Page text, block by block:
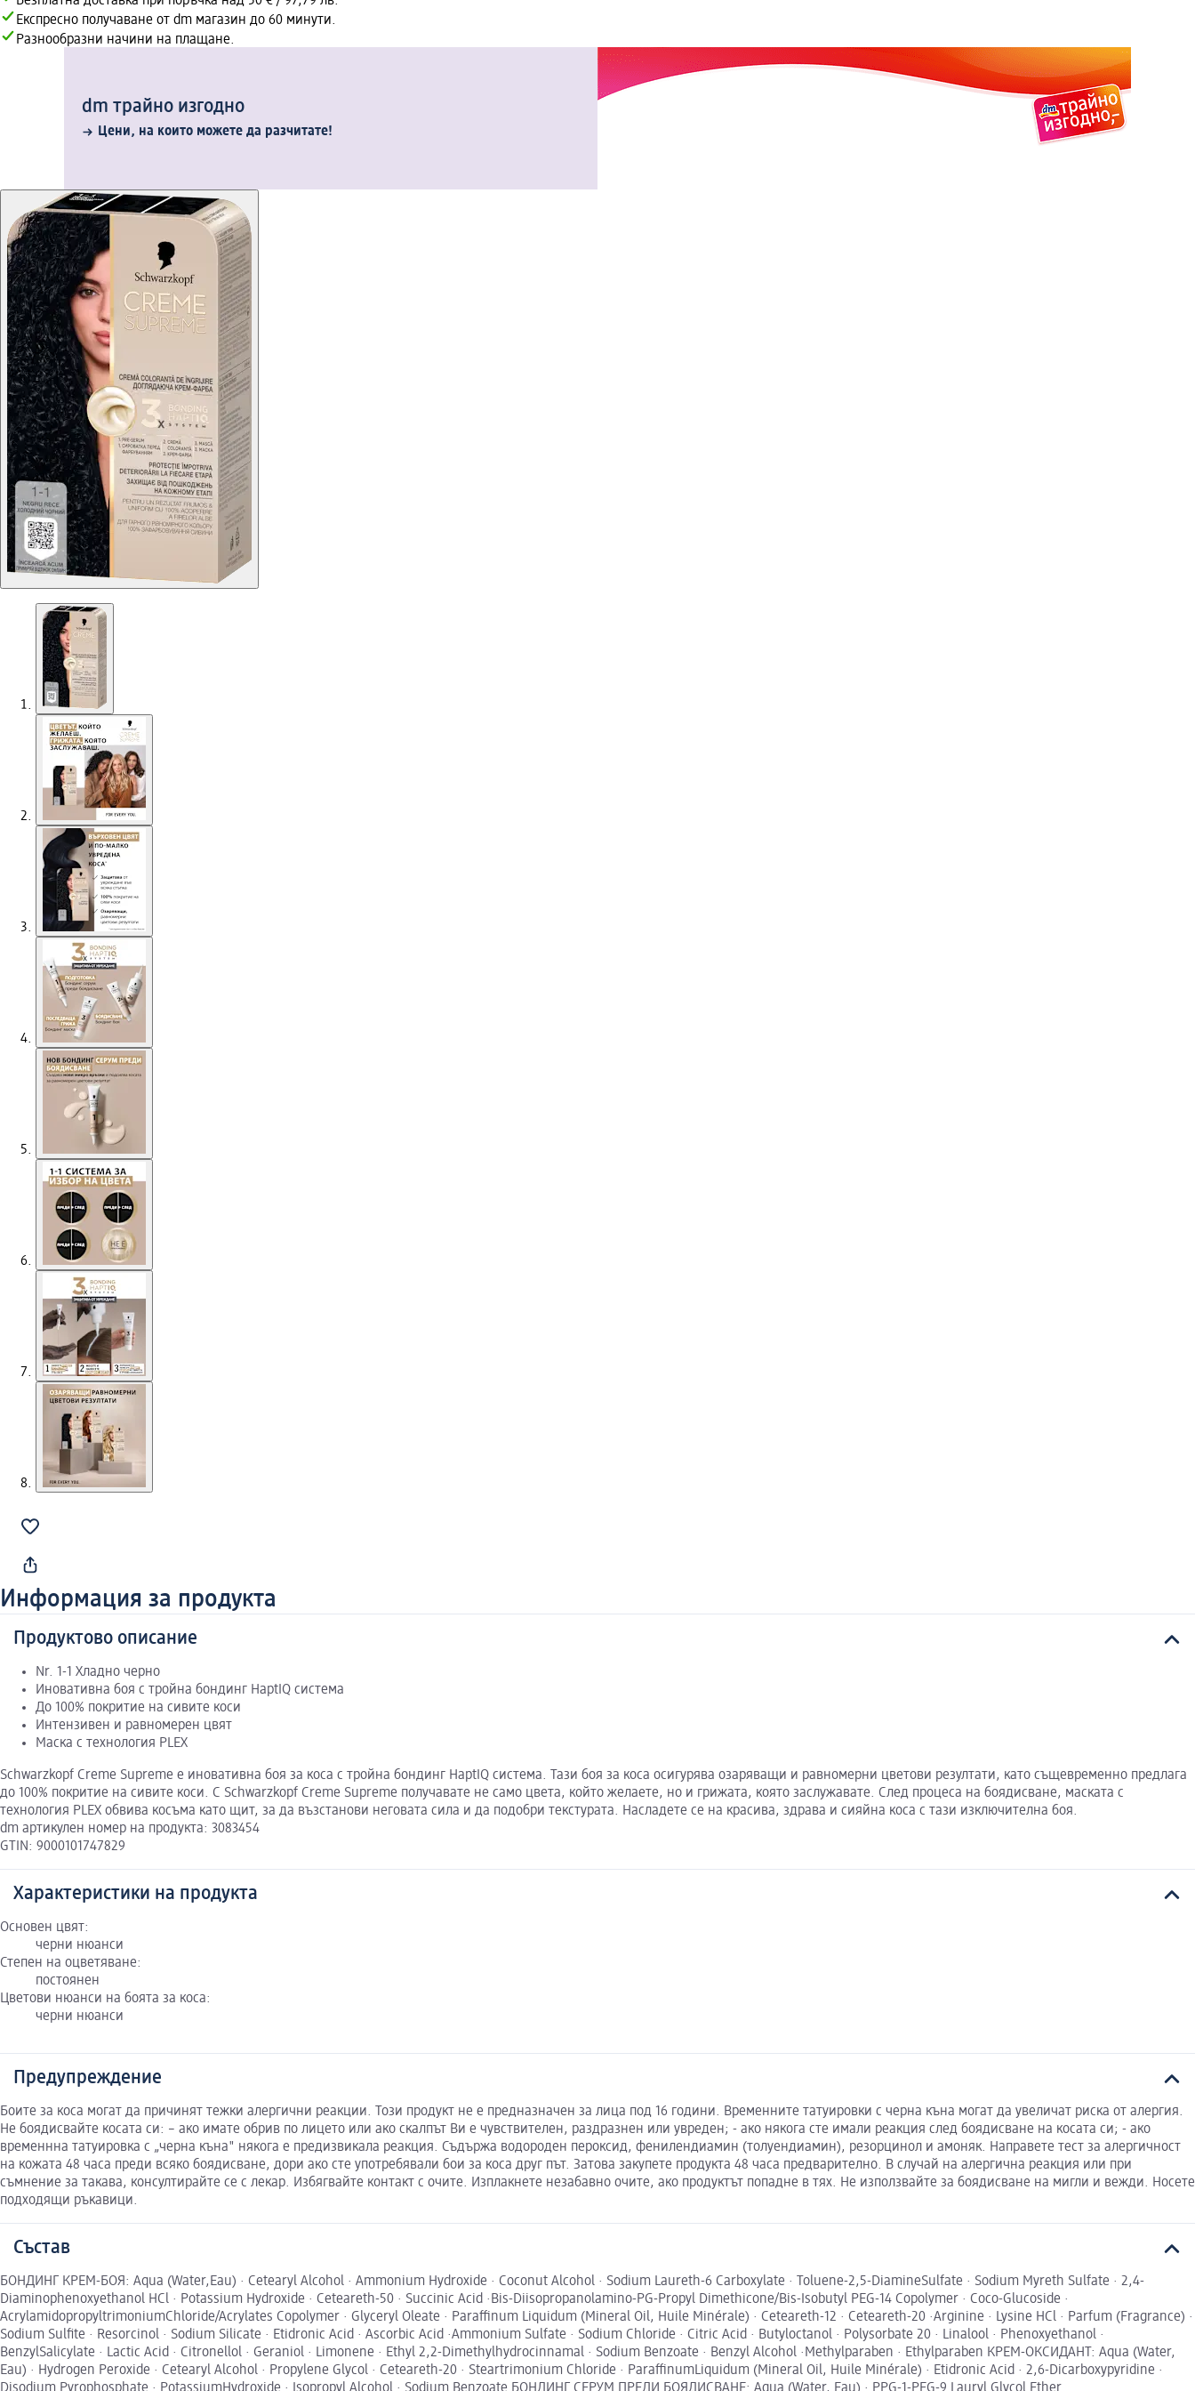
Експресно получаване от dm магазин до 60 минути.
Разнообразни начини на плащане.
dm трайно изгодно
Цени, на които можете да разчитате!
Информация за продукта
Продуктово описание
Nr. 1-1 Хладно черно
Иновативна боя с тройна бондинг HaptIQ система
До 100% покритие на сивите коси
Интензивен и равномерен цвят
Маска с технология PLEX
Schwarzkopf Creme Supreme е иновативна боя за коса с тройна бондинг HaptIQ система. Тази боя за коса осигурява озаряващи и равномерни цветови резултати, като същевременно предлага
до 100% покритие на сивите коси. С Schwarzkopf Creme Supreme получавате не само цвета, който желаете, но и грижата, която заслужавате. След процеса на боядисване, маската с
технология PLEX обвива косъма като щит, за да възстанови неговата сила и да подобри текстурата. Насладете се на красива, здрава и сияйна коса с тази изключителна боя.
dm артикулен номер на продукта: 3083454
GTIN: 9000101747829
Характеристики на продукта
Основен цвят:
черни нюанси
Степен на оцветяване:
постоянен
Цветови нюанси на боята за коса:
черни нюанси
Предупреждение
Боите за коса могат да причинят тежки алергични реакции. Този продукт не е предназначен за лица под 16 години. Временните татуировки с черна къна могат да увеличат риска от алергия.
Не боядисвайте косата си: – ако имате обрив по лицето или ако скалпът Ви е чувствителен, раздразнен или увреден; - ако някога сте имали реакция след боядисване на косата си; - ако
временнна татуировка с „черна къна" някога е предизвикала реакция. Съдържа водороден пероксид, фенилендиамин (толуендиамин), резорцинол и амоняк. Направете тест за алергичност
на кожата 48 часа преди всяко боядисване, дори ако сте употребявали бои за коса друг път. Затова закупете продукта 48 часа предварително. В случай на алергична реакция или при
съмнение за такава, консултирайте се с лекар. Избягвайте контакт с очите. Изплакнете незабавно очите, ако продуктът попадне в тях. Не използвайте за боядисване на мигли и вежди. Носете
подходящи ръкавици.
Състав
БОНДИНГ КРЕМ-БОЯ: Aqua (Water,Eau) · Cetearyl Alcohol · Ammonium Hydroxide · Coconut Alcohol · Sodium Laureth-6 Carboxylate · Toluene-2,5-DiamineSulfate · Sodium Myreth Sulfate · 2,4-
Diaminophenoxyethanol HCl · Potassium Hydroxide · Ceteareth-50 · Succinic Acid ·Bis-Diisopropanolamino-PG-Propyl Dimethicone/Bis-Isobutyl PEG-14 Copolymer · Coco-Glucoside ·
AcrylamidopropyltrimoniumChloride/Acrylates Copolymer · Glyceryl Oleate · Paraffinum Liquidum (Mineral Oil, Huile Minérale) · Ceteareth-12 · Ceteareth-20 ·Arginine · Lysine HCl · Parfum (Fragrance) ·
Sodium Sulfite · Resorcinol · Sodium Silicate · Etidronic Acid · Ascorbic Acid ·Ammonium Sulfate · Sodium Chloride · Citric Acid · Butyloctanol · Polysorbate 20 · Linalool · Phenoxyethanol ·
BenzylSalicylate · Lactic Acid · Citronellol · Geraniol · Limonene · Ethyl 2,2-Dimethylhydrocinnamal · Sodium Benzoate · Benzyl Alcohol ·Methylparaben · Ethylparaben КРЕМ-ОКСИДАНТ: Aqua (Water,
Eau) · Hydrogen Peroxide · Cetearyl Alcohol · Propylene Glycol · Ceteareth-20 · Steartrimonium Chloride · ParaffinumLiquidum (Mineral Oil, Huile Minérale) · Etidronic Acid · 2,6-Dicarboxypyridine ·